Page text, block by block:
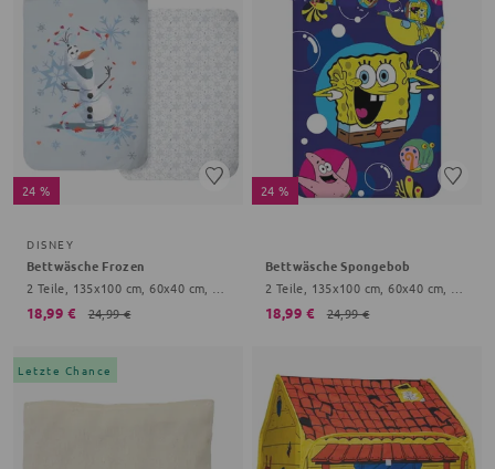
24 %
DISNEY
Bettwäsche Frozen
2 Teile, 135x100 cm, 60x40 cm, Schneeflocke, hellblau
18,99 € 24,99 €
24 %
Bettwäsche Spongebob
2 Teile, 135x100 cm, 60x40 cm, blau, Onesize Kinder
18,99 € 24,99 €
Letzte Chance